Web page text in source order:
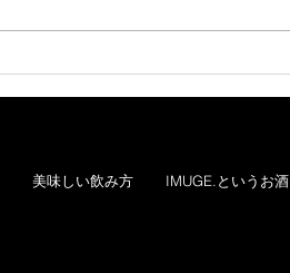
ー」を予約・購入すると！商
美味しい飲み方 IMUGE.というお酒